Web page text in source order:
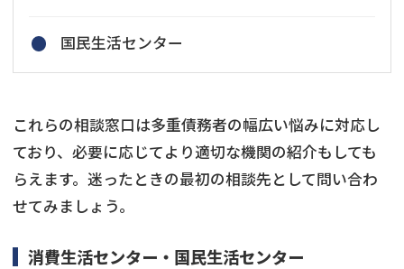
国民生活センター
これらの相談窓口は多重債務者の幅広い悩みに対応し
ており、必要に応じてより適切な機関の紹介もしても
らえます。迷ったときの最初の相談先として問い合わ
せてみましょう。
消費生活センター・国民生活センター